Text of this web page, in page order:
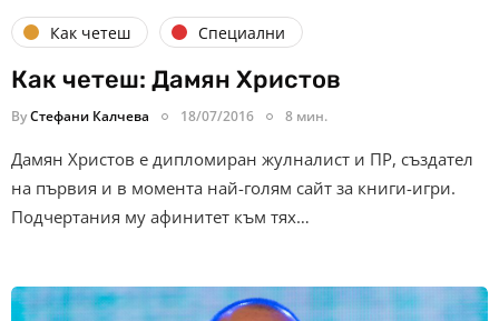
Как четеш Специални
Как четеш: Дамян Христов
ByСтефани Калчева 18/07/2016 8 мин.
Дамян Христов е дипломиран жулналист и ПР, създател
на първия и в момента най-голям сайт за книги-игри.
Подчертания му афинитет към тях…